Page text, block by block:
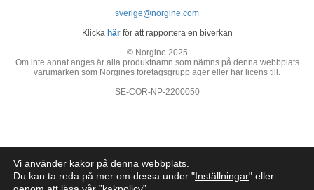
sverige@norgine.com
Klicka härför att rapportera en biverkan
© Norgine 2025
Om inte annat anges är alla produktnamn som nämns på denna webbplats
varumärken som Norgines företagsgrupp äger eller har licens till.
SE-COR-NP-2200050
Vi använder kakor på denna webbplats.
Du kan ta reda på mer om dessa under "Inställningar" eller